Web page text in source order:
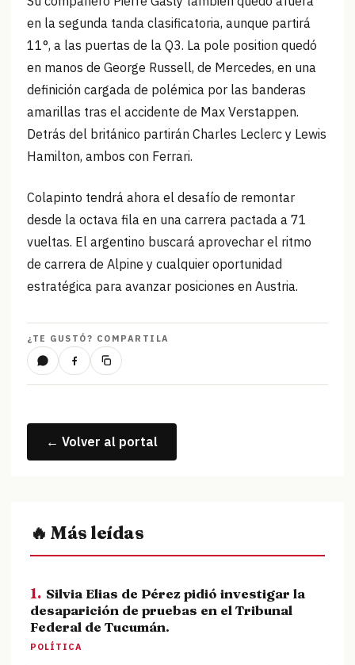
en la segunda tanda clasificatoria, aunque partirá
11°, a las puertas de la Q3. La pole position quedó
en manos de George Russell, de Mercedes, en una
definición cargada de polémica por las banderas
amarillas tras el accidente de Max Verstappen.
Detrás del británico partirán Charles Leclerc y Lewis
Hamilton, ambos con Ferrari.
Colapinto tendrá ahora el desafío de remontar
desde la octava fila en una carrera pactada a 71
vueltas. El argentino buscará aprovechar el ritmo
de carrera de Alpine y cualquier oportunidad
estratégica para avanzar posiciones en Austria.
¿TE GUSTÓ? COMPARTILA
← Volver al portal
🔥 Más leídas
1. Silvia Elias de Pérez pidió investigar la
desaparición de pruebas en el Tribunal
Federal de Tucumán.
POLÍTICA